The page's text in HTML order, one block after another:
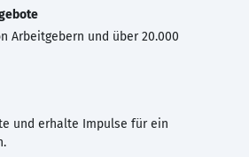
Arbeitgebern und über 20.000
und erhalte Impulse für ein